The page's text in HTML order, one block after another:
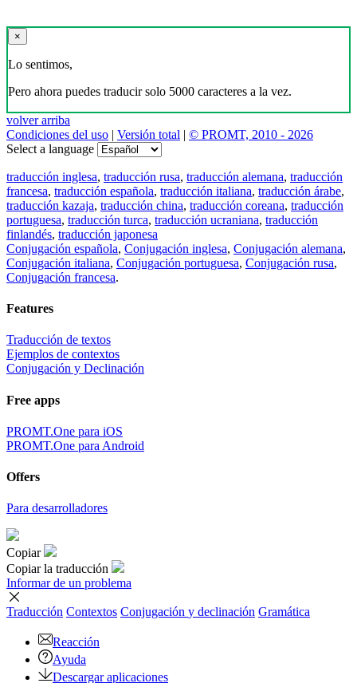
×
Lo sentimos,
Pero ahora puedes traducir solo 5000 caracteres a la vez.
volver arriba
Condiciones del uso | Versión total | © PROMT, 2010 - 2026
Select a language
traducción inglesa, traducción rusa, traducción alemana, traducción
francesa, traducción española, traducción italiana, traducción árabe,
traducción kazaja, traducción china, traducción coreana, traducción
portuguesa, traducción turca, traducción ucraniana, traducción
finlandés, traducción japonesa
Conjugación española, Conjugación inglesa, Conjugación alemana,
Conjugación italiana, Conjugación portuguesa, Conjugación rusa,
Conjugación francesa.
Features
Traducción de textos
Ejemplos de contextos
Conjugación y Declinación
Free apps
PROMT.One para iOS
PROMT.One para Android
Offers
Para desarrolladores
Copiar
Copiar la traducción
Informar de un problema
Traducción Contextos Conjugación y declinación Gramática
Reacción
Ayuda
Descargar aplicaciones